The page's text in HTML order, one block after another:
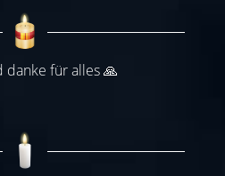
danke für alles 🙏